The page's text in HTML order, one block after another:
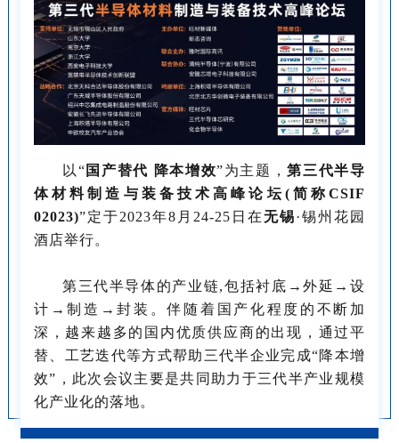
以“ 国产替代 降本增效”为主题，第三代半导
体材料制造与装备技术高峰论坛(简称CSIF
02023)”定于2023年8月24-25日在无锡·锡州花园
酒店举行。‍
第三代半导体的产业链,包括衬底→外延→设
计→制造→封装。伴随着国产化程度的不断加
深，越来越多的国内优质供应商的出现，通过平
替、工艺迭代等方式帮助三代半企业完成“降本增
效”，此次会议主要是共同助力于三代半产业规模
化产业化的落地。